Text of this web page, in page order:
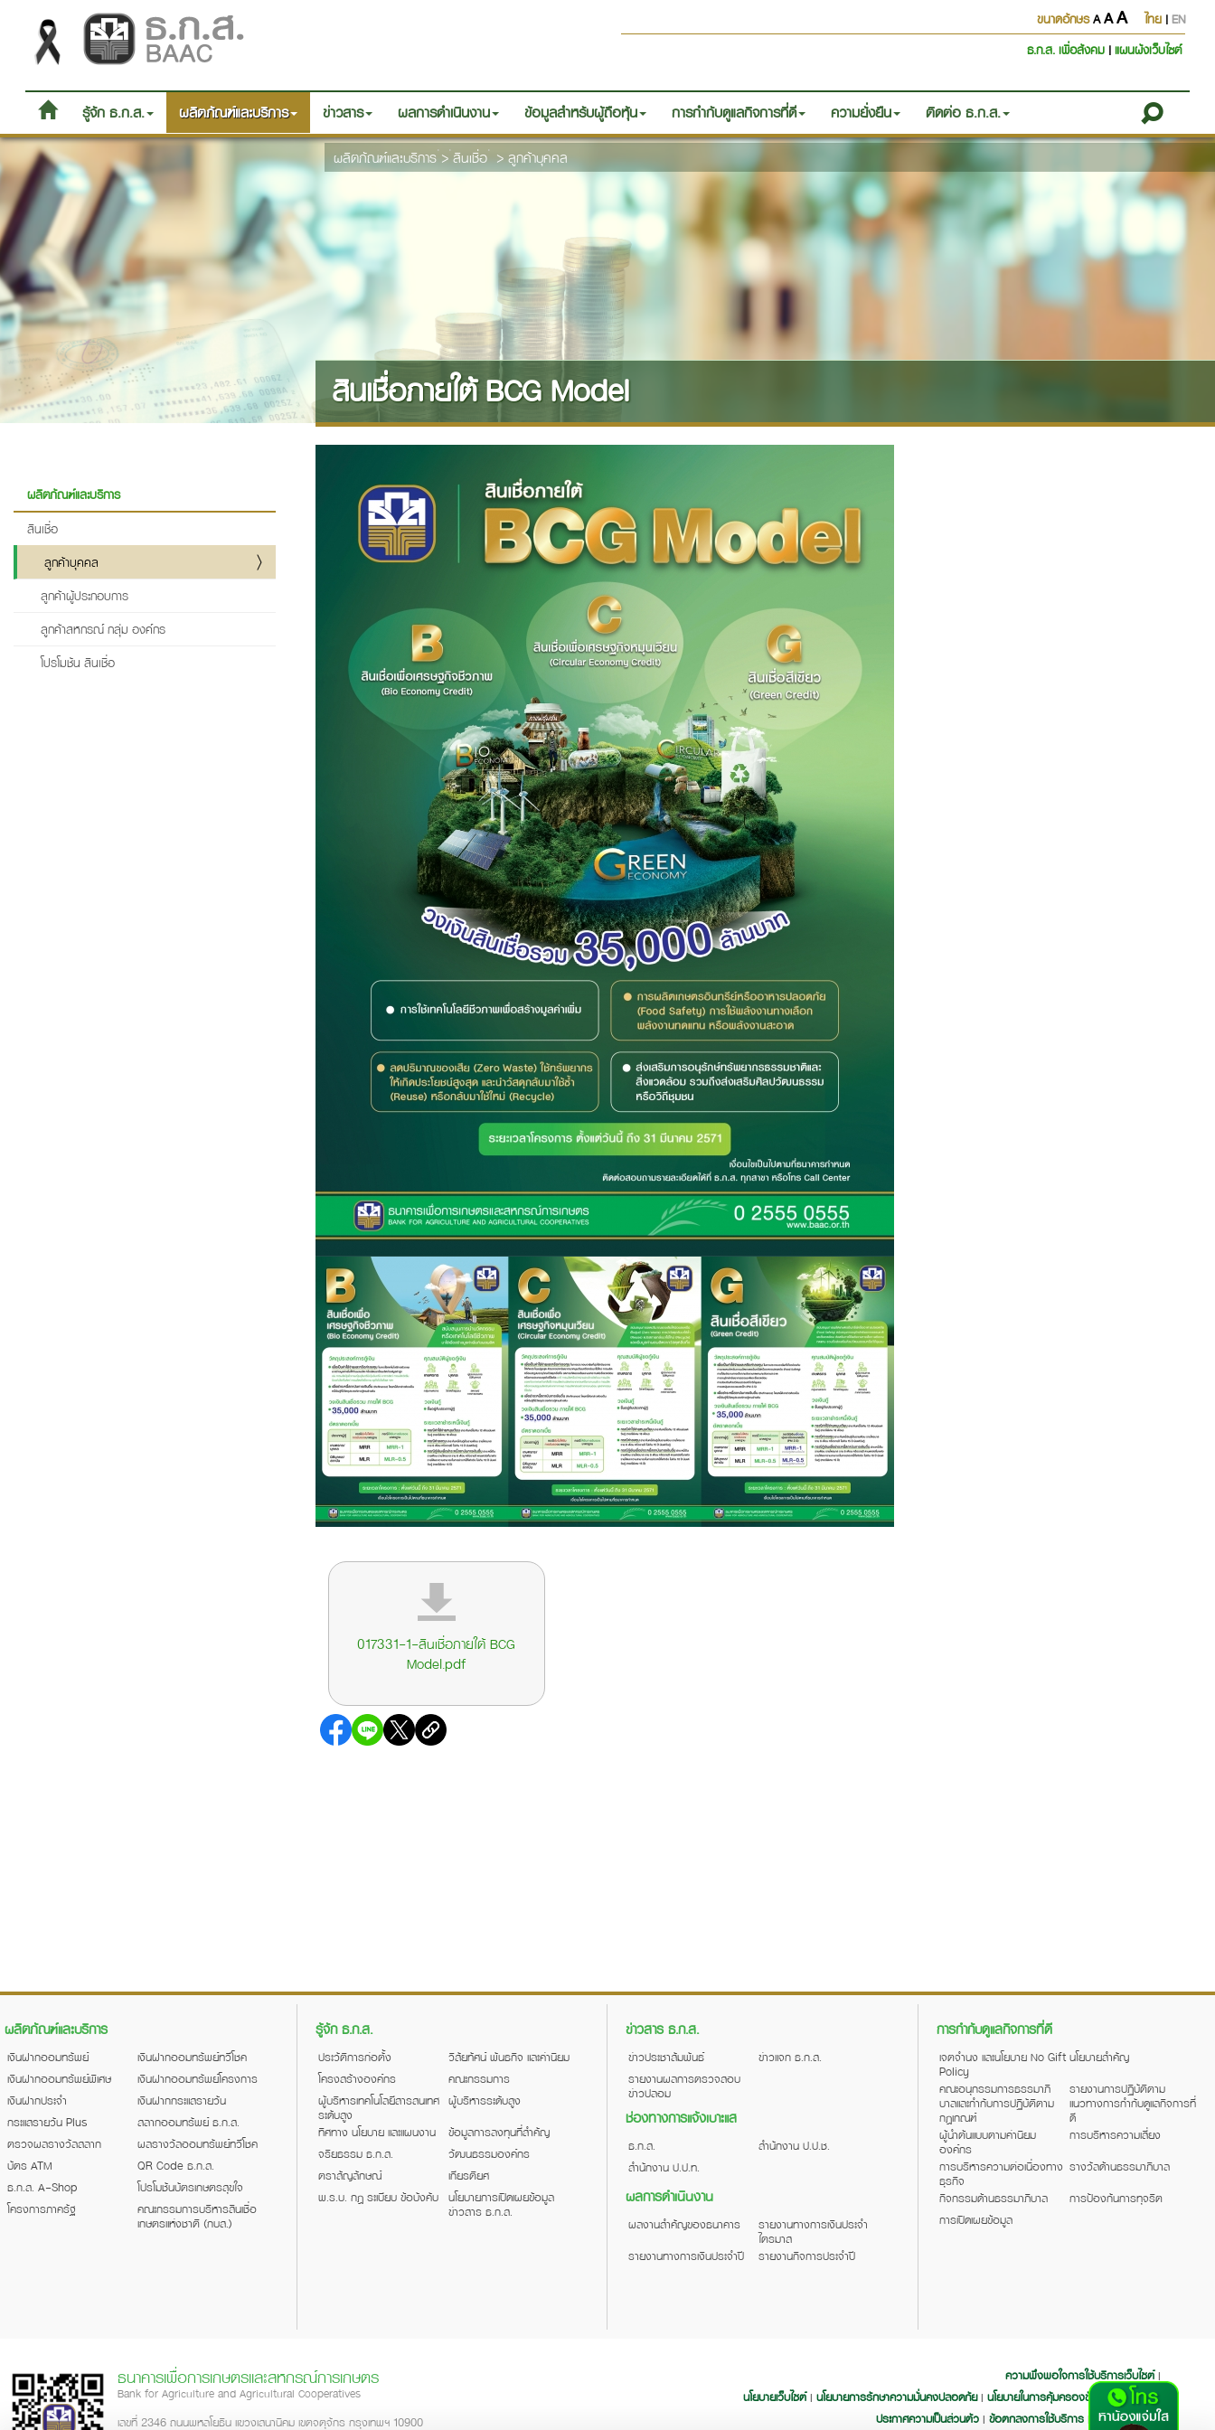
ขนาดอักษรA AA ไทย |EN
ธ.ก.ส. เพื่อสังคม |แผนผังเว็บไซต์
รู้จัก ธ.ก.ส. ผลิตภัณฑ์และบริการ ข่าวสาร ผลการดำเนินงาน ข้อมูลสำหรับผู้ถือหุ้น การกำกับดูแลกิจการที่ดี ความยั่งยืน ติดต่อ ธ.ก.ส.
ผลิตภัณฑ์และบริการ > สินเชื่อ > ลูกค้าบุคคล
ผลิตภัณฑ์และบริการ
สินเชื่อ
ลูกค้าบุคคล
ลูกค้าผู้ประกอบการ
ลูกค้าสหกรณ์ กลุ่ม องค์กร
โปรโมชัน สินเชื่อ
สินเชื่อภายใต้ BCG Model
017331-1-สินเชื่อภายใต้ BCG
Model.pdf
ผลิตภัณฑ์และบริการ
เงินฝากออมทรัพย์
เงินฝากออมทรัพย์ทวีโชค
เงินฝากออมทรัพย์พิเศษ
เงินฝากออมทรัพย์โครงการ
เงินฝากประจำ
เงินฝากกระแสรายวัน
กระแสรายวัน Plus
สลากออมทรัพย์ ธ.ก.ส.
ตรวจผลรางวัลสลาก
ผลรางวัลออมทรัพย์ทวีโชค
บัตร ATM
QR Code ธ.ก.ส.
ธ.ก.ส. A-Shop
โปรโมชันบัตรเกษตรสุขใจ
โครงการภาครัฐ
คณะกรรมการบริหารสินเชื่อ
เกษตรแห่งชาติ (กบส.)
รู้จัก ธ.ก.ส.
ประวัติการก่อตั้ง
วิสัยทัศน์ พันธกิจ และค่านิยม
โครงสร้างองค์กร
คณะกรรมการ
ผู้บริหารเทคโนโลยีสารสนเทศ
ระดับสูง
ผู้บริหารระดับสูง
ทิศทาง นโยบาย และแผนงาน
ข้อมูลการลงทุนที่สำคัญ
จริยธรรม ธ.ก.ส.
วัฒนธรรมองค์กร
ตราสัญลักษณ์
เกียรติยศ
พ.ร.บ. กฎ ระเบียบ ข้อบังคับ
นโยบายการเปิดเผยข้อมูล
ข่าวสาร ธ.ก.ส.
ข่าวสาร ธ.ก.ส.
ข่าวประชาสัมพันธ์
ข่าวแจก ธ.ก.ส.
รายงานผลการตรวจสอบ
ข่าวปลอม
ช่องทางการแจ้งเบาะแส
ธ.ก.ส.
สำนักงาน ป.ป.ช.
สำนักงาน ป.ป.ท.
ผลการดำเนินงาน
ผลงานสำคัญของธนาคาร
รายงานทางการเงินประจำ
ไตรมาส
รายงานทางการเงินประจำปี
รายงานกิจการประจำปี
การกำกับดูแลกิจการที่ดี
เจตจำนง และนโยบาย No Gift
Policy
นโยบายสำคัญ
คณะอนุกรรมการธรรมาภิ
บาลและกำกับการปฏิบัติตาม
กฎเกณฑ์
รายงานการปฏิบัติตาม
แนวทางการกำกับดูแลกิจการที่
ดี
ผู้นำต้นแบบตามค่านิยม
องค์กร
การบริหารความเสี่ยง
การบริหารความต่อเนื่องทาง
ธุรกิจ
รางวัลด้านธรรมาภิบาล
กิจกรรมด้านธรรมาภิบาล
การป้องกันการทุจริต
การเปิดเผยข้อมูล
ธนาคารเพื่อการเกษตรและสหกรณ์การเกษตร
Bank for Agriculture and Agricultural Cooperatives
เลขที่ 2346 ถนนพหลโยธิน แขวงเสนานิคม เขตจตุจักร กรุงเทพฯ 10900
ความพึงพอใจการใช้บริการเว็บไซต์|
นโยบายเว็บไซต์| นโยบายการรักษาความมั่นคงปลอดภัย| นโยบายในการคุ้มครองข้อมูลส่วนบุคคล|
ประกาศความเป็นส่วนตัว| ข้อตกลงการใช้บริการ| คำสงวนลิขสิทธิ์